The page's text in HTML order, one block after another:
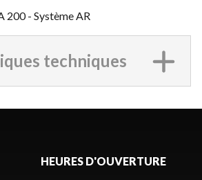
200 - Système AR
techniques
HEURES D'OUVERTURE